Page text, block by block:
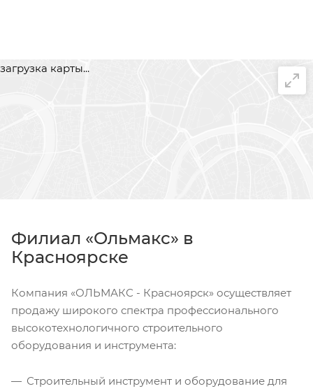
загрузка карты...
Филиал «Ольмакс» в
Красноярске
Компания «ОЛЬМАКС - Красноярск» осуществляет
продажу широкого спектра профессионального
высокотехнологичного строительного
оборудования и инструмента:
Строительный инструмент и оборудование для